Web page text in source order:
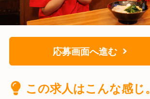
応募画面へ進む
この求人はこんな感じ。